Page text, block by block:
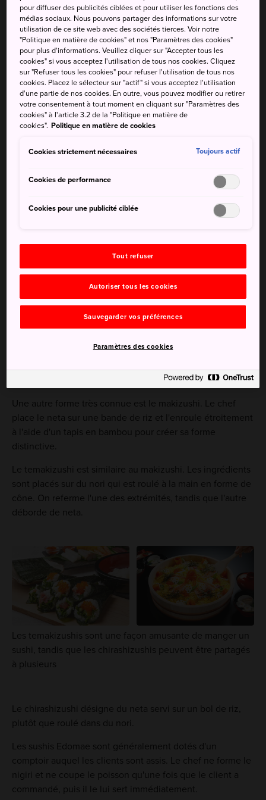
conquise, des chefs décidaient de se servir des meilleurs
produits et fruits de mer locaux pour créer une nouvelle
variété de sushi. L'expansion rapide du plat associée aux
styles de cuisine régionaux du Japon ont donné naissance
à un nombre de variétés toujours croissant de ce que le
monde appelle aujourd'hui sushi.
Les nombreuses formes de sushi
Le Japon jouit d'un véritable terroir régional qui a donné
des plus connus :
Dégustez des sushis comme les nigirizushis ou
s'agit d'un long bloc de riz spécialement préparé et moulé
Une autre forme très connue est le makizushi. Le chef
place le neta sur une bande de riz et l'enroule étroitement
à l'aide d'un tapis en bambou pour créer sa forme
distinctive.
Le temakizushi est similaire au makizushi. Les ingrédients
sont placés sur du nori qui est roulé à la main en forme de
cône. On referme l'une des extrémités, tandis que l'autre
déborde de neta.
Les temakizushis sont une façon amusante de manger un
sushi, tandis que les chirashizushis peuvent être partagés
à plusieurs
Le chirashizushi désigne du neta servi sur un bol de riz,
plutôt que roulé dans du nori.
Les sushis Edomae sont généralement dotés d'un
comptoir auquel les clients sont assis. Le chef ne forme le
nigiri et ne coupe le poisson qu'une fois que le client a
commandé, puis il le lui sert immédiatement.
pour diffuser des publicités ciblées et pour utiliser les fonctions des
médias sociaux. Nous pouvons partager des informations sur votre
utilisation de ce site web avec des sociétés tierces. Voir notre
"Politique en matière de cookies" et nos "Paramètres des cookies"
pour plus d'informations. Veuillez cliquer sur "Accepter tous les
cookies" si vous acceptez l'utilisation de tous nos cookies. Cliquez
sur "Refuser tous les cookies" pour refuser l'utilisation de tous nos
cookies. Placez le sélecteur sur "actif" si vous acceptez l'utilisation
d'une partie de nos cookies. En outre, vous pouvez modifier ou retirer
votre consentement à tout moment en cliquant sur "Paramètres des
cookies" à l'article 3.2 de la "Politique en matière de
cookies". Politique en matière de cookies
Cookies strictement nécessaires Toujours actif
Cookies de performance
Cookies pour une publicité ciblée
Tout refuser
Autoriser tous les cookies
Sauvegarder vos préférences
Paramètres des cookies